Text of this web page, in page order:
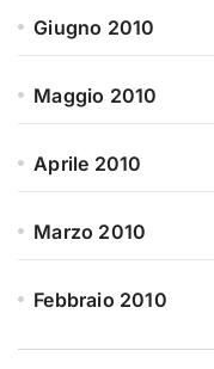
Giugno 2010
Maggio 2010
Aprile 2010
Marzo 2010
Febbraio 2010